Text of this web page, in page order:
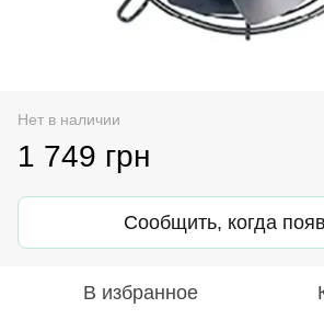
Нет в наличии
1 749 грн
Сообщить, когда
В избранное